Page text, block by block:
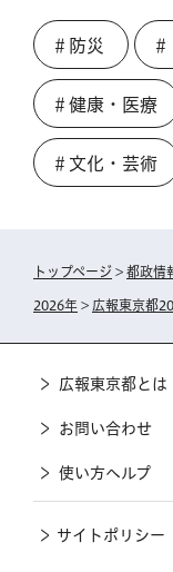
＃防災
＃健康・医療
＃文化・芸術
トップページ > 都政情
2026年 > 広報東京都
広報東京都とは
お問い合わせ
使い方ヘルプ
サイトポリシー